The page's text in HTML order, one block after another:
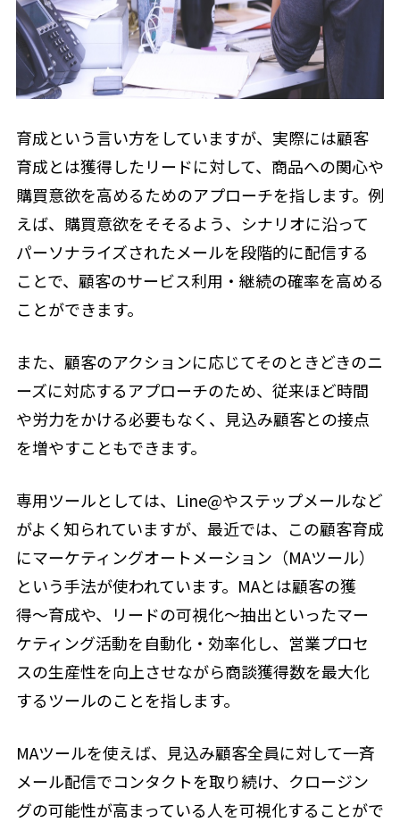
育成という言い方をしていますが、実際には顧客
育成とは獲得したリードに対して、商品への関心や
購買意欲を高めるためのアプローチを指します。例
えば、購買意欲をそそるよう、シナリオに沿って
パーソナライズされたメールを段階的に配信する
ことで、顧客のサービス利用・継続の確率を高める
ことができます。
また、顧客のアクションに応じてそのときどきのニ
ーズに対応するアプローチのため、従来ほど時間
や労力をかける必要もなく、見込み顧客との接点
を増やすこともできます。
専用ツールとしては、Line@やステップメールなど
がよく知られていますが、最近では、この顧客育成
にマーケティングオートメーション（MAツール）
という手法が使われています。MAとは顧客の獲
得〜育成や、リードの可視化〜抽出といったマー
ケティング活動を自動化・効率化し、営業プロセ
スの生産性を向上させながら商談獲得数を最大化
するツールのことを指します。
MAツールを使えば、見込み顧客全員に対して一斉
メール配信でコンタクトを取り続け、クロージン
グの可能性が高まっている人を可視化することがで